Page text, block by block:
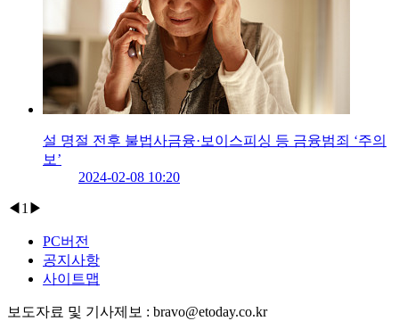
설 명절 전후 불법사금융·보이스피싱 등 금융범죄 ‘주의
보’
2024-02-08 10:20
◀ 1 ▶
PC버전
공지사항
사이트맵
보도자료 및 기사제보 : bravo@etoday.co.kr